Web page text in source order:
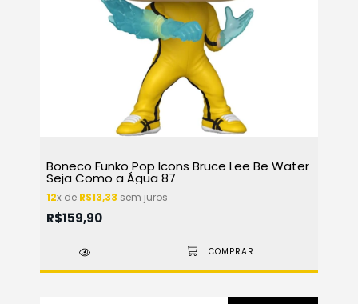
Boneco Funko Pop Icons Bruce Lee Be Water
Seja Como a Água 87
12x de R$13,33 sem juros
R$159,90